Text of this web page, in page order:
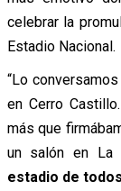
celebrar la
Estadio Nacional.
“Lo
en Cerro
más que
un salón en La
estadio de